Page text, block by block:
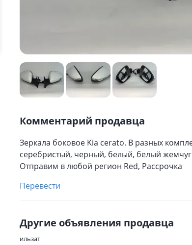
Комментарий продавца
Зеркала боковое Kia cerato. В разных
серебристый, черный, белый, белый
Отправим в любой регион Red, Рассрочка
Перевести
Другие объявления продавца
ильзат